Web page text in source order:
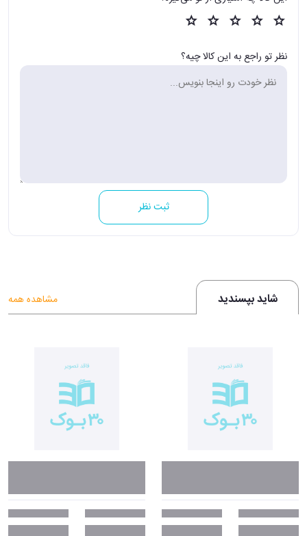
نظر تو راجع به این کالا چیه؟
ثبت نظر
شاید بپسندید مشاهده همه